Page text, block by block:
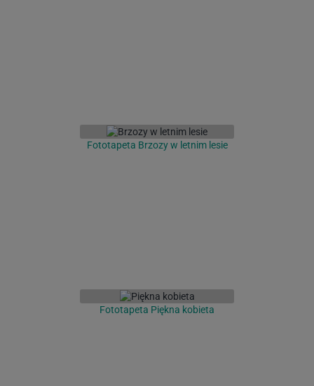
Fototapeta Brzozy w letnim lesie
Fototapeta Piękna kobieta